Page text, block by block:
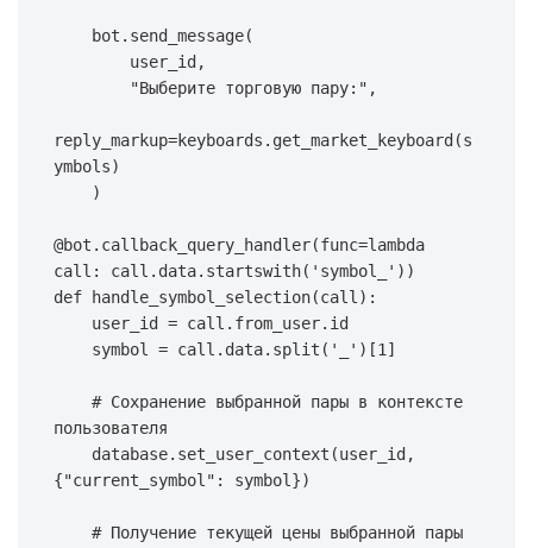
    bot
. send_message(
        user_id
,
"Выберите торговую пару:" ,
reply_markup=keyboards . get_market_keyboard (s
ymbols)
)
@bot . callback_query_handler(func=lambda
call : call . data. startswith( 'symbol_' ) )
def
handle_symbol_selection(call ) :
    user_id
= call . from_user. id
    symbol
= call . data. split ( '_' ) [1 ]
# Сохранение выбранной пары в контексте
пользователя
    database
. set_user_context (user_id ,
{"current_symbol" : symbol })
# Получение текущей цены выбранной пары